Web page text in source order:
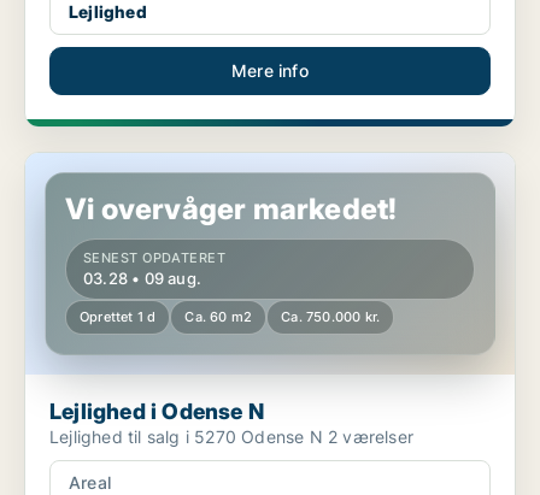
Lejlighed
Mere info
Lejlighed i Odense N
Vi overvåger markedet!
SENEST OPDATERET
03.28 • 09 aug.
Oprettet 1 d Ca. 60 m2 Ca. 750.000 kr.
Lejlighed i Odense N
Lejlighed til salg i 5270 Odense N 2 værelser
Areal